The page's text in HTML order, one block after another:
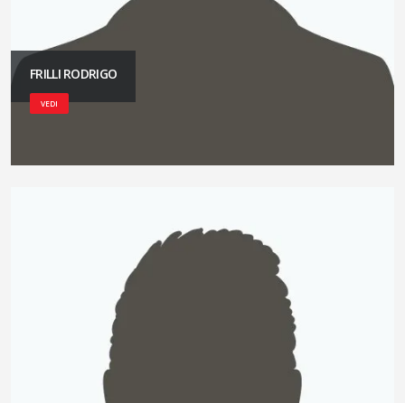
FRILLI RODRIGO
VEDI